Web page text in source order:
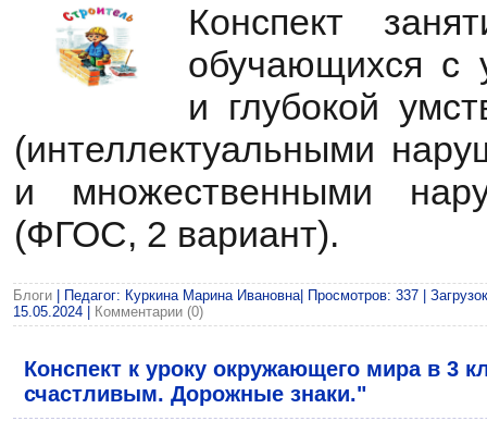
Конспект
обучающихся с
и глубокой
(интеллектуальными
и множественными
(ФГОС, 2 вариант).
Блоги | Педагог: Куркина Марина Ивановна| Просмотров: 337 |
15.05.2024
Комментарии (0)
Конспект к уроку окружающего мира в 3
счастливым. Дорожные знаки."